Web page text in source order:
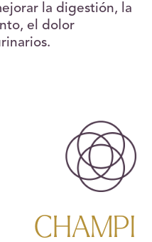
la digestión, la
el dolor
CHAMPI